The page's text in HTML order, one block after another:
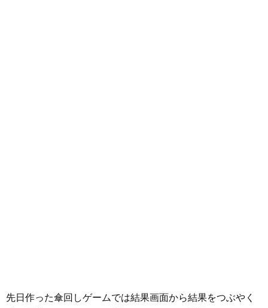
先日作った傘回しゲームでは結果画面から結果をつぶやく